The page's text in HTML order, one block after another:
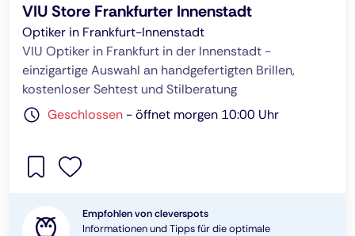
VIU Store Frankfurter Innenstadt
Optiker in Frankfurt-Innenstadt
VIU Optiker in Frankfurt in der Innenstadt -
einzigartige Auswahl an handgefertigten Brillen,
kostenloser Sehtest und Stilberatung
Geschlossen -öffnet morgen 10:00 Uhr
Empfohlen von cleverspots
Informationen und Tipps für die optimale